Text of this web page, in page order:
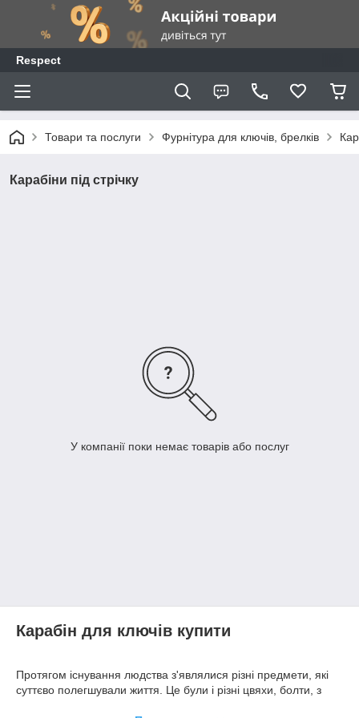
Respect
Товари та послуги Фурнітура для ключів, брелків
Карабіни під стрічку
У компанії поки немає товарів або послуг
Карабін для ключів купити
Протягом існування людства з'являлися різні предмети, які
суттєво полегшували життя. Це були і різні цвяхи, болти, з